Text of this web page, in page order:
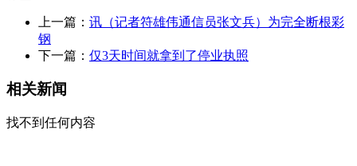
上一篇： 讯（记者符雄伟通信员张文兵）为完全断根彩
钢
下一篇： 仅3天时间就拿到了停业执照
相关新闻
找不到任何内容